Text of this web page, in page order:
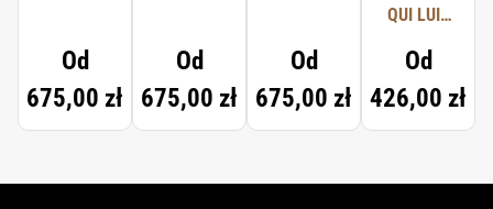
Od
675,00 zł
Od
675,00 zł
Od
675,00 zł
QUI LUIT
SUBLIME
Od
426,00 zł